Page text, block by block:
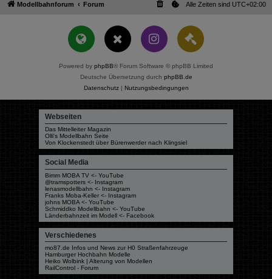
Modellbahnforum Forum Alle Zeiten sind UTC+02:00
Powered by phpBB® Forum Software © phpBB Limited
Deutsche Übersetzung durch phpBB.de
Datenschutz| Nutzungsbedingungen
Webseiten
Das Mittelleiter Magazin
Olli's Modellbahn Seite
Von Klockenstedt über Bürenwerder nach Klingsiel
Social Media
Bimm MOBA TV <- YouTube
@tramspotters <- Instagram
lenasmodellbahn <- Instagram
Franks Moba-Keller <- Instagram
johns MOBA <- YouTube
Schmiddko Modellbahn <- YouTube
Länderbahnzeit im Modell <- Facebook
Verschiedenes
mo87.de Infos und News zur H0 Straßenfahrzeuge
Hamburger Hochbahn Modelle
Heiko Wolbink | Alterung von Modellen
RailControl - Forum